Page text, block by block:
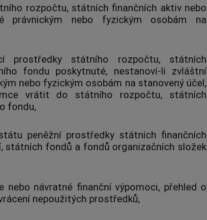
rozpočtu, státních finančních aktiv nebo
právnickým nebo fyzickým osobám na
prostředky státního rozpočtu, státních
fondu poskytnuté, nestanoví-li zvláštní
nebo fyzickým osobám na stanovený účel,
vrátit do státního rozpočtu, státních
fondu,
peněžní prostředky státních finančních
státních fondů a fondů organizačních složek
nebo návratné finanční výpomoci, přehled o
nepoužitých prostředků,